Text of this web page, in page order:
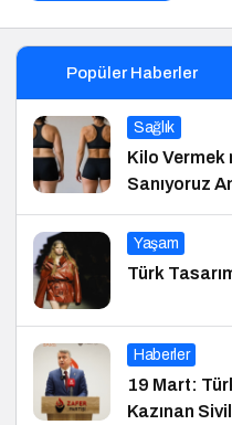
Popüler Haberler
Sağlık
Kilo Vermek
Sanıyoruz
Yaşam
Türk
Haberler
19 Mart:
Kazınan